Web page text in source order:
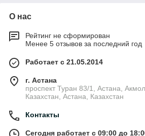
О нас
Рейтинг не сформирован
Менее 5 отзывов за последний год
Работает с 21.05.2014
г. Астана
проспект Туран 83/1, Астана,
Казахстан, Астана, Казахстан
Контакты
Сегодня работает с 09:00 до